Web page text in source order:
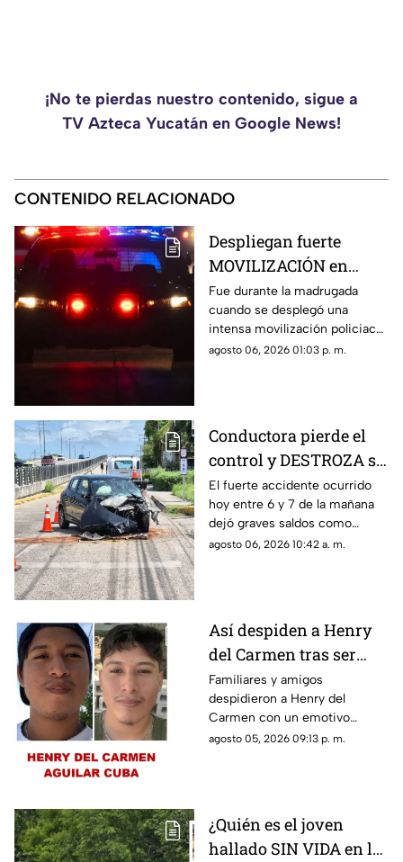
¡No te pierdas nuestro contenido, sigue a
TV Azteca Yucatán en Google News!
CONTENIDO RELACIONADO
Despliegan fuerte
MOVILIZACIÓN en
Progreso tras
PELIGROSO
HALLAZGO; esto
encontraron
Fue durante la madrugada
cuando se desplegó una
intensa movilización policiaca
en Progreso, luego de
agosto 06, 2026 01:03 p. m.
Conductora pierde el
control y DESTROZA su
auto; así fue el FUERTE
ACCIDENTE HOY en
Temozón Norte, Mérida
El fuerte accidente ocurrido
hoy entre 6 y 7 de la mañana
dejó graves saldos como
consecuencia en la zona de
agosto 06, 2026 10:42 a. m.
Así despiden a Henry
del Carmen tras ser
hallado sin vida en la
Mérida-Chetumal tras
varios días
desaparecido
Familiares y amigos
despidieron a Henry del
Carmen con un emotivo
mensaje en redes sociales tras
agosto 05, 2026 09:13 p. m.
¿Quién es el joven
hallado SIN VIDA en la